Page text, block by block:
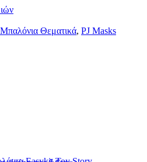
Θεματικά, PJ Masks